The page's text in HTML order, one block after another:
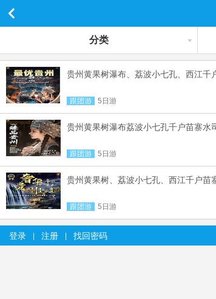
分类
贵州黄果树瀑布、荔波小七孔、西江千
跟团游 5日游
贵州黄果树瀑布荔波小七孔千户苗寨水
跟团游 5日游
贵州黄果树、荔波小七孔、西江千户苗
跟团游 5日游
登录 注册 找回密码